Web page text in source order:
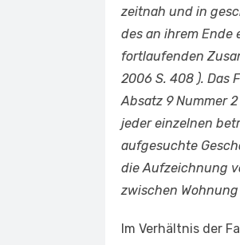
zeitnah und in
des an ihrem Ende
fortlaufenden
2006 S. 408 ). Das
Absatz 9 Nummer
jeder einzelnen
aufgesuchte
die Aufzeichnung
zwischen
Im Verhältnis der